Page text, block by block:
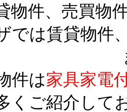
物件、売買物
では賃貸物件
件は家具家電
くご紹介して